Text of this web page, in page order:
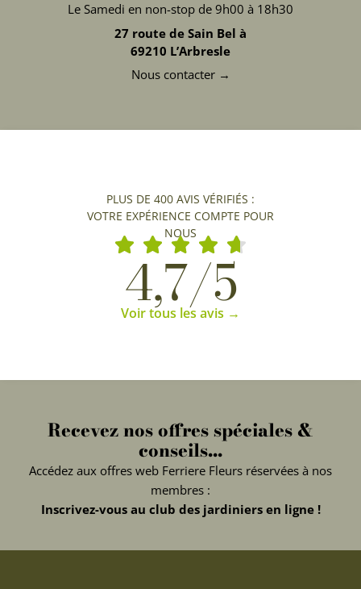
Le Samedi en non-stop de 9h00 à 18h30
27 route de Sain Bel à
69210 L’Arbresle
Nous contacter →
PLUS DE 400 AVIS VÉRIFIÉS :
VOTRE EXPÉRIENCE COMPTE POUR
NOUS
4,7/5
Voir tous les avis →
Recevez nos offres spéciales &
conseils...
Accédez aux offres web Ferriere Fleurs réservées à nos
membres :
Inscrivez-vous au club des jardiniers en ligne !